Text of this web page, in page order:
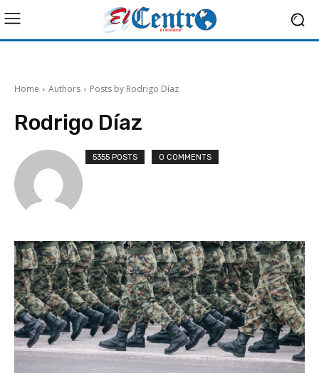
Home Authors Posts by Rodrigo Díaz
Rodrigo Díaz
5355 POSTS 0 COMMENTS